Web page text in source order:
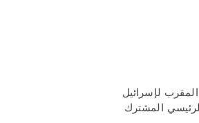
لإسرائيل
المشترك